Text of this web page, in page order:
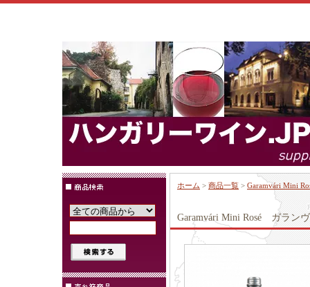
ホーム > 商品一覧 > Garamvári Mini
Garamvári Mini Rosé ガラン